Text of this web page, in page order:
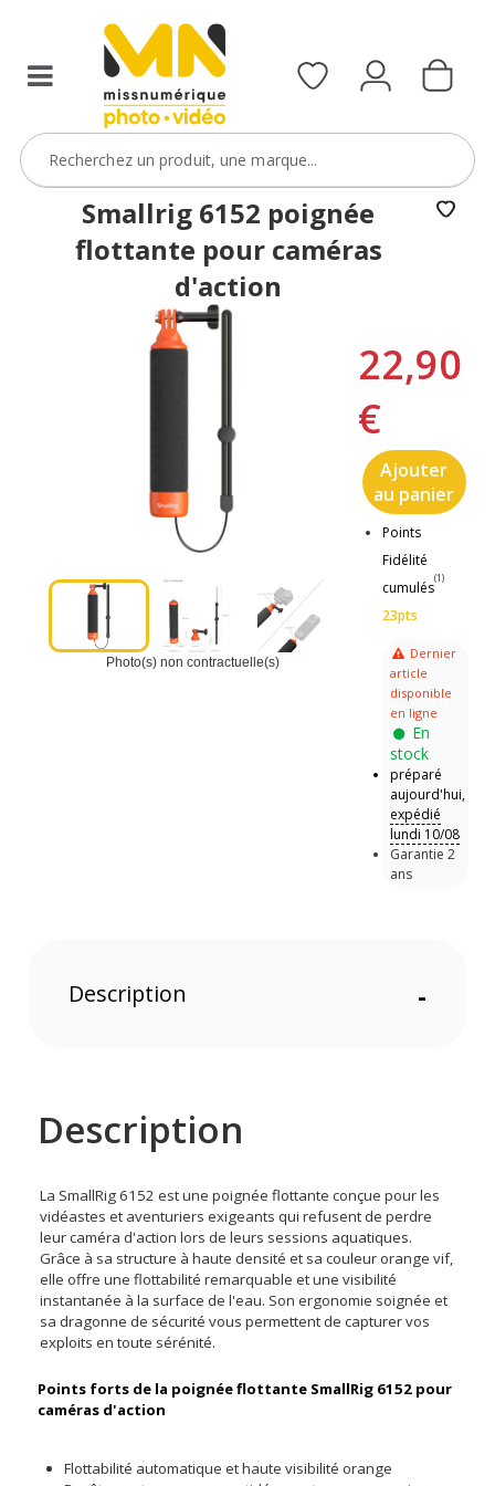
Smallrig 6152 poignée
flottante pour caméras
d'action
Photo(s) non contractuelle(s)
22,90
€
Ajouter
au panier
Points
Fidélité
cumulés
(1)
23pts
Dernier
article
disponible
en ligne
En
stock
préparé
aujourd'hui,
expédié
lundi 10/08
Garantie 2
ans
Description -
Description
La SmallRig 6152 est une poignée flottante conçue pour les
vidéastes et aventuriers exigeants qui refusent de perdre
leur caméra d'action lors de leurs sessions aquatiques.
Grâce à sa structure à haute densité et sa couleur orange vif,
elle offre une flottabilité remarquable et une visibilité
instantanée à la surface de l'eau. Son ergonomie soignée et
sa dragonne de sécurité vous permettent de capturer vos
exploits en toute sérénité.
Points forts de la poignée flottante SmallRig 6152 pour
caméras d'action
Flottabilité automatique et haute visibilité orange